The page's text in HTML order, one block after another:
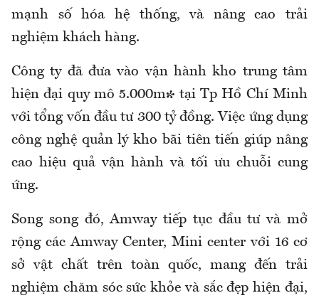
mạnh số hóa hệ thống, và nâng cao trải
nghiệm khách hàng.
Công ty đã đưa vào vận hành kho trung tâm
hiện đại quy mô 5.000m² tại Tp Hồ Chí Minh
với tổng vốn đầu tư 300 tỷ đồng. Việc ứng dụng
công nghệ quản lý kho bãi tiên tiến giúp nâng
cao hiệu quả vận hành và tối ưu chuỗi cung
ứng.
Song song đó, Amway tiếp tục đầu tư và mở
rộng các Amway Center, Mini center với 16 cơ
sở vật chất trên toàn quốc, mang đến trải
nghiệm chăm sóc sức khỏe và sắc đẹp hiện đại,